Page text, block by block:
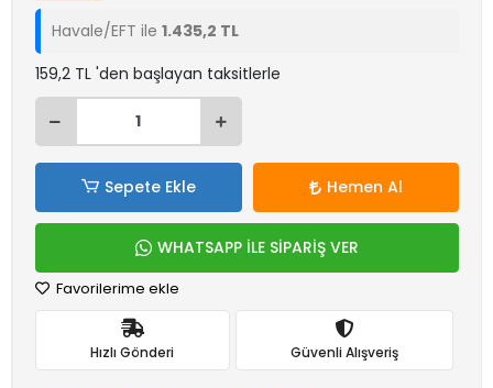
Havale/EFT ile 1.435,2 TL
159,2 TL 'den başlayan taksitlerle
Sepete Ekle Hemen Al
WHATSAPP İLE SİPARİŞ VER
Favorilerime ekle
Hızlı Gönderi Güvenli Alışveriş